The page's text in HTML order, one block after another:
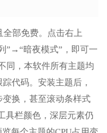
部免费。点击右上
”→“暗夜模式”，即可一
同，本软件所有主题均
代码。安装主题后，
换，甚至滚动条样式
具栏颜色，深层元素仍